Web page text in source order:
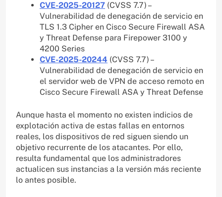
CVE-2025-20127 (CVSS 7.7) –
Vulnerabilidad de denegación de servicio en
TLS 1.3 Cipher en Cisco Secure Firewall ASA
y Threat Defense para Firepower 3100 y
4200 Series
CVE-2025-20244 (CVSS 7.7) –
Vulnerabilidad de denegación de servicio en
el servidor web de VPN de acceso remoto en
Cisco Secure Firewall ASA y Threat Defense
Aunque hasta el momento no existen indicios de
explotación activa de estas fallas en entornos
reales, los dispositivos de red siguen siendo un
objetivo recurrente de los atacantes. Por ello,
resulta fundamental que los administradores
actualicen sus instancias a la versión más reciente
lo antes posible.